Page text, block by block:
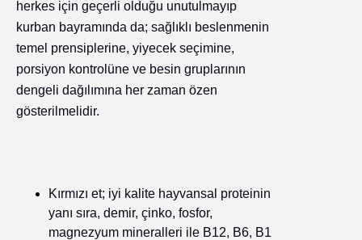
herkes için geçerli olduğu unutulmayıp
kurban bayramında da; sağlıklı beslenmenin
temel prensiplerine, yiyecek seçimine,
porsiyon kontrolüne ve besin gruplarının
dengeli dağılımına her zaman özen
gösterilmelidir.
Kırmızı et; iyi kalite hayvansal proteinin
yanı sıra, demir, çinko, fosfor,
magnezyum mineralleri ile B12, B6, B1